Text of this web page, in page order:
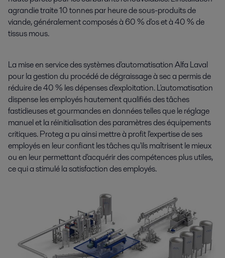
agrandie traite 10 tonnes par heure de sous-produits de
viande, généralement composés à 60 % d'os et à 40 % de
tissus mous.
La mise en service des systèmes d'automatisation Alfa Laval
pour la gestion du procédé de dégraissage à sec a permis de
réduire de 40 % les dépenses d'exploitation. L'automatisation
dispense les employés hautement qualifiés des tâches
fastidieuses et gourmandes en données telles que le réglage
manuel et la réinitialisation des paramètres des équipements
critiques. Proteg a pu ainsi mettre à profit l'expertise de ses
employés en leur confiant les tâches qu'ils maîtrisent le mieux
ou en leur permettant d'acquérir des compétences plus utiles,
ce qui a stimulé la satisfaction des employés.